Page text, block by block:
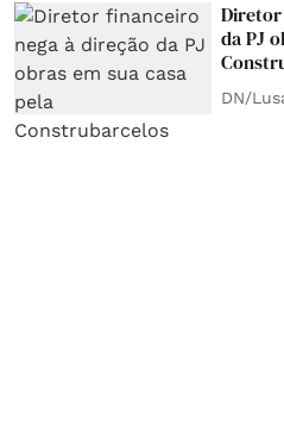
Diretor
da PJ
DN/